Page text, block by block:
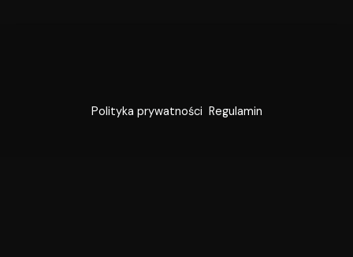
Polityka prywatności Regulamin